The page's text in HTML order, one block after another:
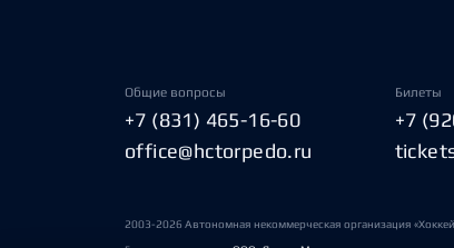
Общие вопросы
+7 (831) 465-16-60
office@hctorpedo.ru
Билеты
+7
2003-2026 Автономная некоммерческая организация